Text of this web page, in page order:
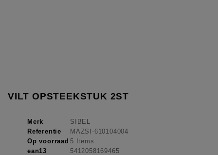
VILT OPSTEEKSTUK 2ST
Merk
SIBEL
Referentie
MAZSI-610104004
Op voorraad 5 Items
ean13
5412058169465